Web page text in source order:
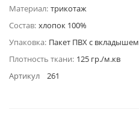
Материал: трикотаж
Состав: хлопок 100%
Упаковка: Пакет ПВХ с вкладышем
Плотность ткани: 125 гр./м.кв
Артикул
261